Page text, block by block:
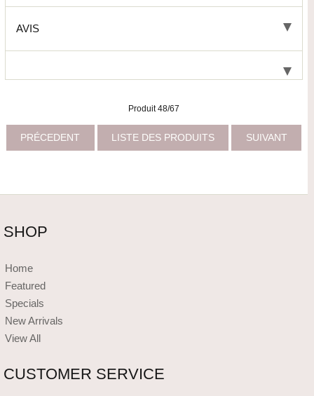
AVIS
Produit 48/67
PRÉCEDENT LISTE DES PRODUITS SUIVANT
SHOP
Home
Featured
Specials
New Arrivals
View All
CUSTOMER SERVICE